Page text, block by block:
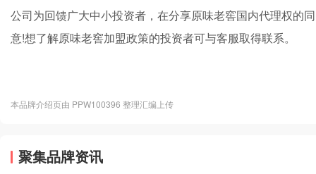
公司为回馈广大中小投资者，在分享原味老窖国内代理权的
意!想了解原味老窖加盟政策的投资者可与客服取得联系。
本品牌介绍页由 PPW100396 整理汇编上传
聚集品牌资讯